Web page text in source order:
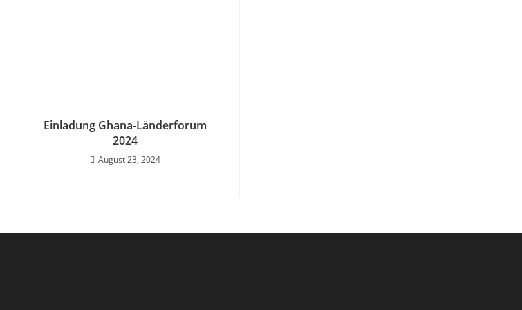
Einladung Ghana-Länderforum
2024
August 23, 2024